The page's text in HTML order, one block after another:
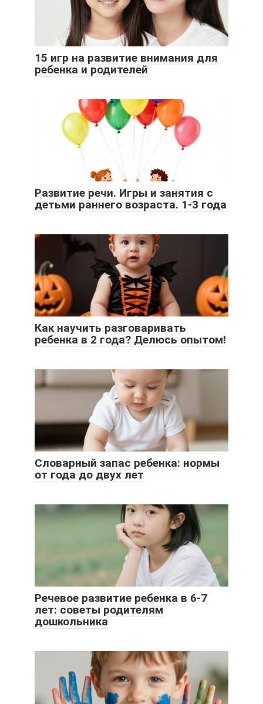
15 игр на развитие внимания для
ребенка и родителей
Развитие речи. Игры и занятия с
детьми раннего возраста. 1-3 года
Как научить разговаривать
ребенка в 2 года? Делюсь опытом!
Словарный запас ребенка: нормы
от года до двух лет
Речевое развитие ребенка в 6-7
лет: советы родителям
дошкольника